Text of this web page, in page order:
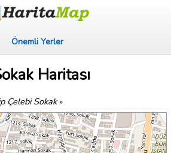
Önemli Yerler
Haritası
Çelebi Sokak»